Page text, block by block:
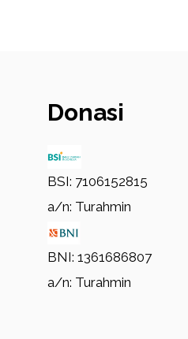
Donasi
BSI: 7106152815
a/n: Turahmin
BNI: 1361686807
a/n: Turahmin